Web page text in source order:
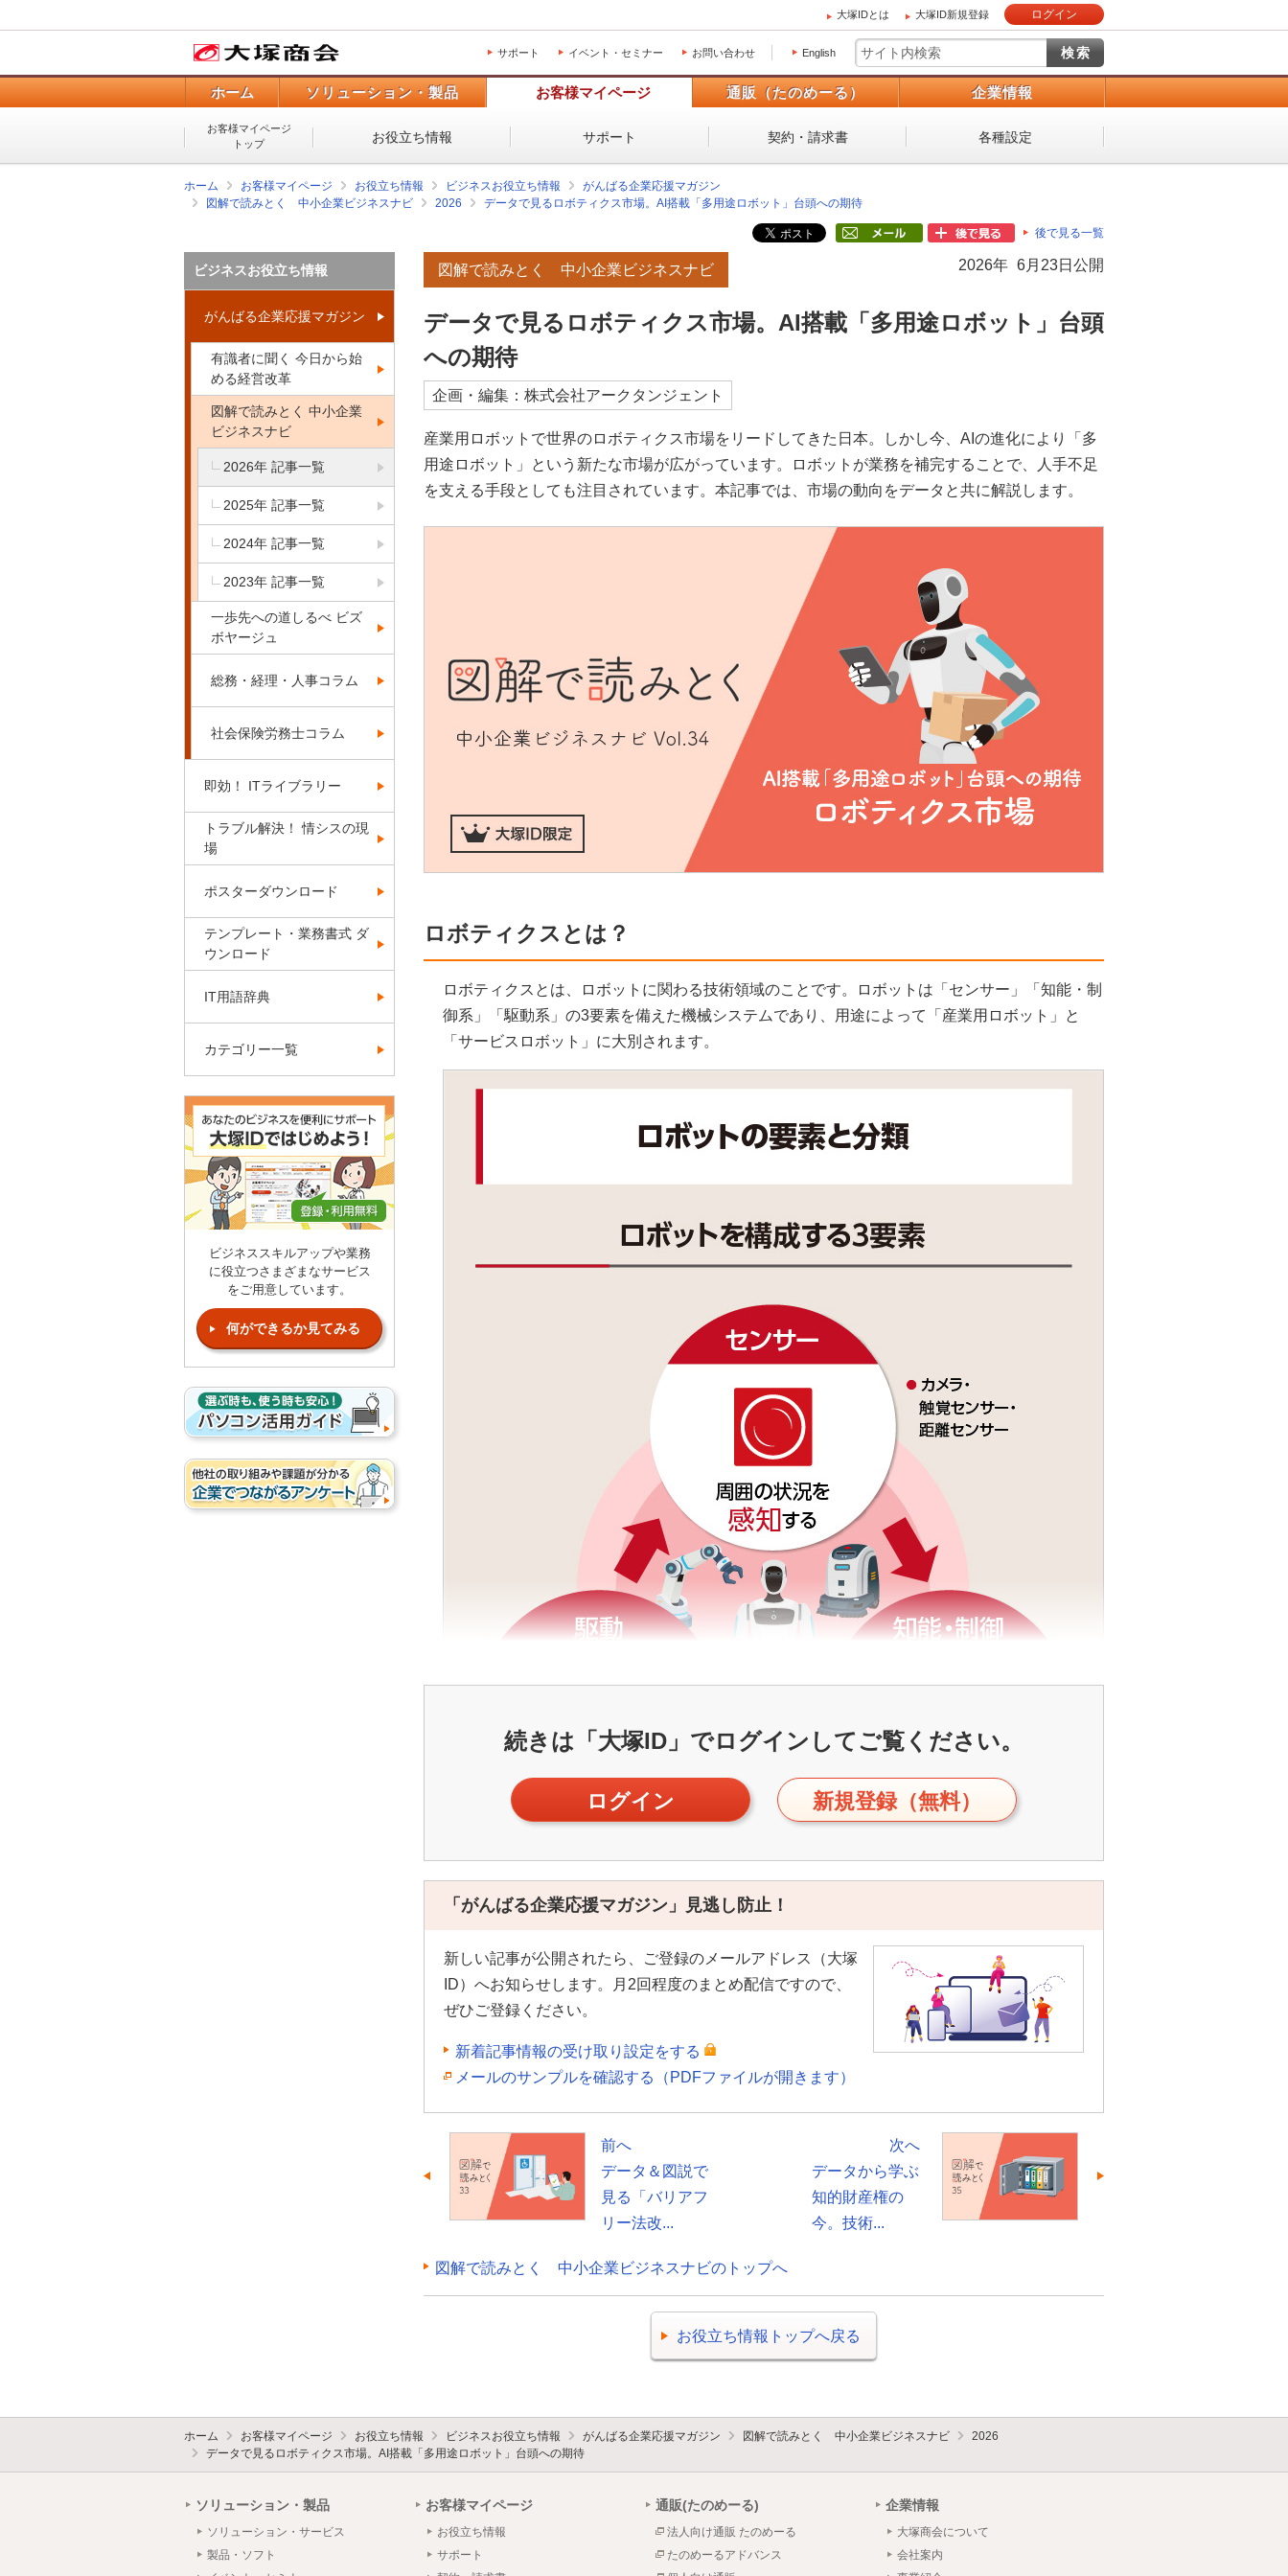
大塚IDとは 大塚ID新規登録 ログイン
サポート イベント・セミナー お問い合わせ English
ホーム ソリューション・製品 お客様マイページ 通販（たのめーる） 企業情報
お客様マイページ
トップ
お役立ち情報 サポート 契約・請求書 各種設定
ホーム お客様マイページ お役立ち情報 ビジネスお役立ち情報
がんばる企業応援マガジン
図解で読みとく 中小企業ビジネスナビ
2026 データで見るロボティクス市場。AI搭載「多用途ロボット」台頭への期待
後で見る一覧
2026年 6月23日公開
図解で読みとく 中小企業ビジネスナビ
データで見るロボティクス市場。AI搭載「多用途ロボット」台頭
への期待
企画・編集：株式会社アークタンジェント
産業用ロボットで世界のロボティクス市場をリードしてきた日本。しかし今、AIの進化により「多
用途ロボット」という新たな市場が広がっています。ロボットが業務を補完することで、人手不足
を支える手段としても注目されています。本記事では、市場の動向をデータと共に解説します。
ロボティクスとは？
ロボティクスとは、ロボットに関わる技術領域のことです。ロボットは「センサー」「知能・制
御系」「駆動系」の3要素を備えた機械システムであり、用途によって「産業用ロボット」と
「サービスロボット」に大別されます。
続きは「大塚ID」でログインしてご覧ください。
ログイン 新規登録（無料）
「がんばる企業応援マガジン」見逃し防止！
新しい記事が公開されたら、ご登録のメールアドレス（大塚
ID）へお知らせします。月2回程度のまとめ配信ですので、
ぜひご登録ください。
新着記事情報の受け取り設定をする
メールのサンプルを確認する（PDFファイルが開きます）
前へ
データ＆図説で
見る「バリアフ
リー法改...
次へ
データから学ぶ
知的財産権の
今。技術...
図解で読みとく 中小企業ビジネスナビのトップへ
お役立ち情報トップへ戻る
ビジネスお役立ち情報
がんばる企業応援マガジン
有識者に聞く 今日から始
める経営改革
図解で読みとく 中小企業
ビジネスナビ
2026年 記事一覧
2025年 記事一覧
2024年 記事一覧
2023年 記事一覧
一歩先への道しるべ ビズ
ボヤージュ
総務・経理・人事コラム
社会保険労務士コラム
即効！ ITライブラリー
トラブル解決！ 情シスの現
場
ポスターダウンロード
テンプレート・業務書式 ダ
ウンロード
IT用語辞典
カテゴリー一覧
ビジネススキルアップや業務
に役立つさまざまなサービス
をご用意しています。
何ができるか見てみる
ホーム お客様マイページ お役立ち情報 ビジネスお役立ち情報 がんばる企業応援マガジン 図解で読みとく 中小企業ビジネスナビ
2026
データで見るロボティクス市場。AI搭載「多用途ロボット」台頭への期待
ソリューション・製品
ソリューション・サービス
製品・ソフト
お客様マイページ
お役立ち情報
サポート
通販(たのめーる)
法人向け通販 たのめーる
たのめーるアドバンス
企業情報
大塚商会について
会社案内